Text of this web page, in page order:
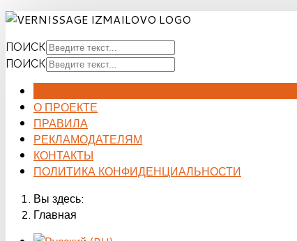
ПОИСК
ПОИСК
О ПРОЕКТЕ
ПРАВИЛА
РЕКЛАМОДАТЕЛЯМ
КОНТАКТЫ
ПОЛИТИКА КОНФИДЕНЦИАЛЬНОСТИ
Вы здесь:
Главная